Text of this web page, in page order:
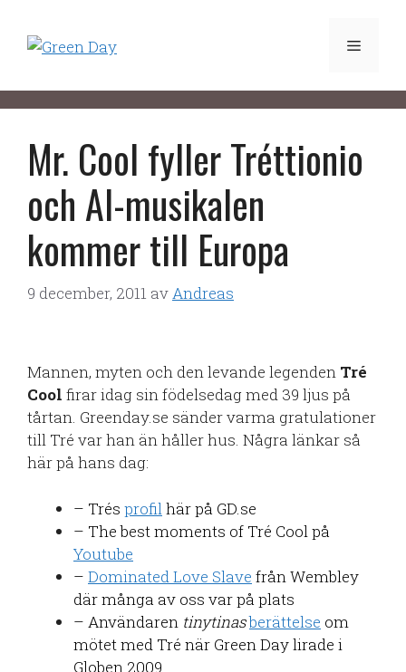
innehåll
Meny
Mr. Cool fyller Tréttionio
och AI-musikalen
kommer till Europa
9 december, 2011 av Andreas
Mannen, myten och den levande legenden Tré
Cool firar idag sin födelsedag med 39 ljus på
tårtan. Greenday.se sänder varma gratulationer
till Tré var han än håller hus. Några länkar så
här på hans dag:
– Trés profil här på GD.se
– The best moments of Tré Cool på
Youtube
– Dominated Love Slave från Wembley
där många av oss var på plats
– Användaren tinytinasberättelse om
mötet med Tré när Green Day lirade i
Globen 2009